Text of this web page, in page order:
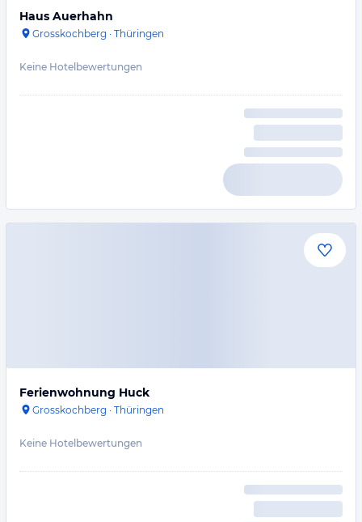
Haus Auerhahn
Grosskochberg · Thüringen
Keine Hotelbewertungen
Ferienwohnung Huck
Grosskochberg · Thüringen
Keine Hotelbewertungen